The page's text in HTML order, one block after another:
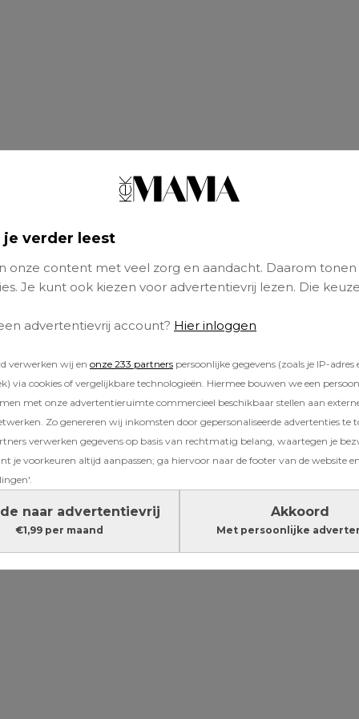
je verder leest
onze content met veel zorg en aandacht. Daarom tonen
Je kunt ook kiezen voor advertentievrij lezen. Die
advertentievrij account? Hier inloggen
verwerken wij en onze 233 partners persoonlijke gegevens (zoals je IP-adres
via cookies of vergelijkbare technologieën. Hiermee bouwen we een
met onze advertentieruimte commercieel beschikbaar stellen aan
Zo genereren wij inkomsten door gepersonaliseerde advertenties te
verwerken gegevens op basis van rechtmatig belang, waartegen je
je voorkeuren altijd aanpassen; ga hiervoor naar de footer van de website
naar advertentievrij
€1,99 per maand
Akkoord
Met persoonlijke
(44), woont samen met Marco, heeft een
van 13 en staat op de markt met
kreeg ikborstkanker, mijn borst is
de chemotherapie begonnen. Ons leven
behoorlijk op zijn kop. Ik zie er enorm
niet kan werken. Want al leiden we
het allerleukste werk van de wereld.
Lees verder onder de advertentie